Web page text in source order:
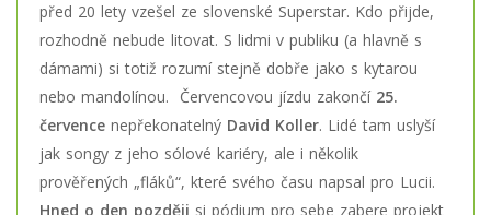
před 20 lety vzešel ze slovenské Superstar. Kdo přijde,
rozhodně nebude litovat. S lidmi v publiku (a hlavně s
dámami) si totiž rozumí stejně dobře jako s kytarou
nebo mandolínou. Červencovou jízdu zakončí 25.
července nepřekonatelný David Koller. Lidé tam uslyší
jak songy z jeho sólové kariéry, ale i několik
prověřených „fláků“, které svého času napsal pro Lucii.
Hned o den později si pódium pro sebe zabere projekt